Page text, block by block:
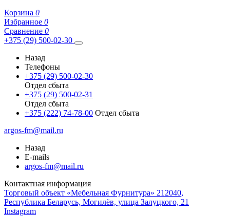
Корзина 0
Избранное 0
Сравнение 0
+375 (29) 500-02-30
Назад
Телефоны
+375 (29) 500-02-30
Отдел сбыта
+375 (29) 500-02-31
Отдел сбыта
+375 (222) 74-78-00 Отдел сбыта
argos-fm@mail.ru
Назад
E-mails
argos-fm@mail.ru
Контактная информация
Торговый объект «Мебельная Фурнитура» 212040,
Республика Беларусь, Могилёв, улица Залуцкого, 21
Instagram